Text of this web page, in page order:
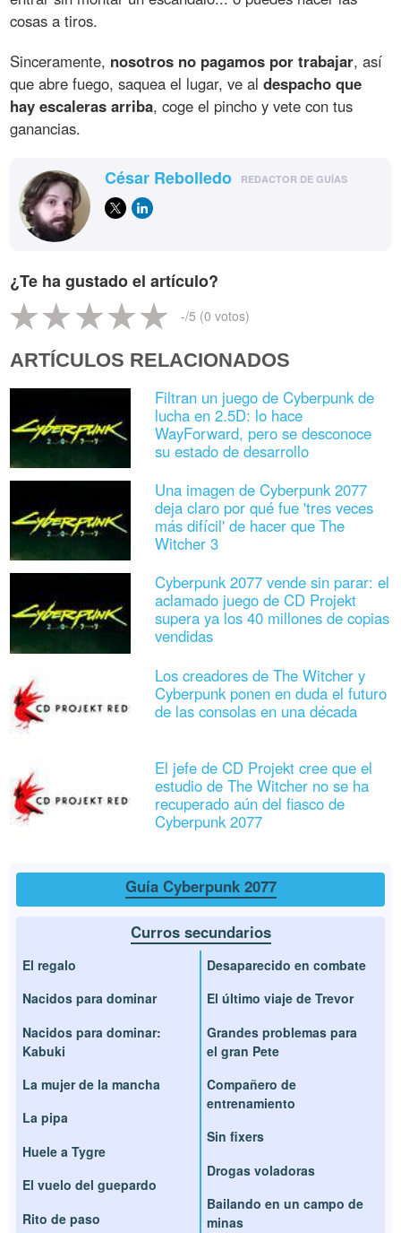
cosas a tiros.
Sinceramente, nosotros no pagamos por trabajar, así
que abre fuego, saquea el lugar, ve aldespacho que
hay escaleras arriba, coge el pincho y vete con tus
ganancias.
César Rebolledo REDACTOR DE GUÍAS
¿Te ha gustado el artículo?
-/5 (0 votos)
ARTÍCULOS RELACIONADOS
Filtran un juego de Cyberpunk de
lucha en 2.5D: lo hace
WayForward, pero se desconoce
su estado de desarrollo
Una imagen de Cyberpunk 2077
deja claro por qué fue 'tres veces
más difícil' de hacer que The
Witcher 3
Cyberpunk 2077 vende sin parar: el
aclamado juego de CD Projekt
supera ya los 40 millones de copias
vendidas
Los creadores de The Witcher y
Cyberpunk ponen en duda el futuro
de las consolas en una década
El jefe de CD Projekt cree que el
estudio de The Witcher no se ha
recuperado aún del fiasco de
Cyberpunk 2077
Guía Cyberpunk 2077
Curros secundarios
El regalo
Nacidos para dominar
Nacidos para dominar:
Kabuki
La mujer de la mancha
La pipa
Huele a Tygre
El vuelo del guepardo
Rito de paso
Desaparecido en combate
El último viaje de Trevor
Grandes problemas para
el gran Pete
Compañero de
entrenamiento
Sin fixers
Drogas voladoras
Bailando en un campo de
minas